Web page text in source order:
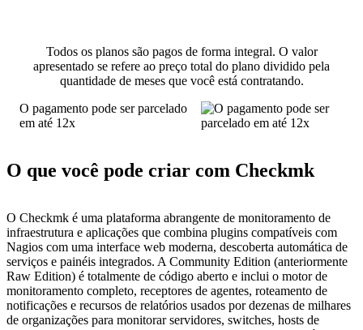
Todos os planos são pagos de forma integral. O valor
apresentado se refere ao preço total do plano dividido pela
quantidade de meses que você está contratando.
O pagamento pode ser parcelado
em até 12x
O que você pode criar com Checkmk
O Checkmk é uma plataforma abrangente de monitoramento de
infraestrutura e aplicações que combina plugins compatíveis com
Nagios com uma interface web moderna, descoberta automática de
serviços e painéis integrados. A Community Edition (anteriormente
Raw Edition) é totalmente de código aberto e inclui o motor de
monitoramento completo, receptores de agentes, roteamento de
notificações e recursos de relatórios usados por dezenas de milhares
de organizações para monitorar servidores, switches, hosts de